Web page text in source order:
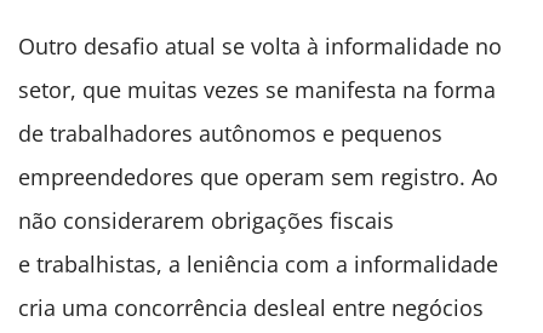
Outro desafio atual se volta à informalidade no
setor, que muitas vezes se manifesta na forma
de trabalhadores autônomos e pequenos
empreendedores que operam sem registro. Ao
não considerarem obrigações fiscais
e trabalhistas, a leniência com a informalidade
cria uma concorrência desleal entre negócios